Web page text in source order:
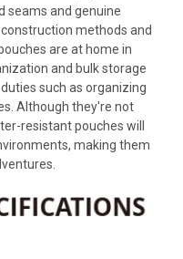
seams and genuine
methods and
are at home in
and bulk storage
such as organizing
Although they're not
resistant pouches will
making them